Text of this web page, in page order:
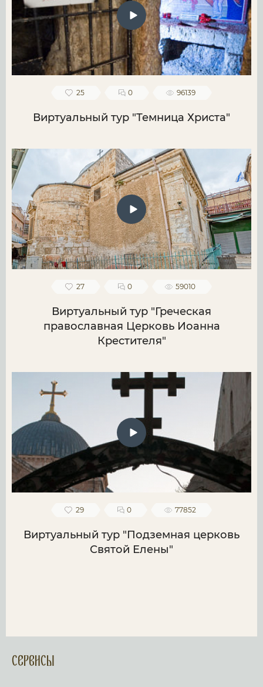
25 0 96139
Виртуальный тур "Темница Христа"
27 0 59010
Виртуальный тур "Греческая
православная Церковь Иоанна
Крестителя"
29 0 77852
Виртуальный тур "Подземная церковь
Святой Елены"
Сервисы